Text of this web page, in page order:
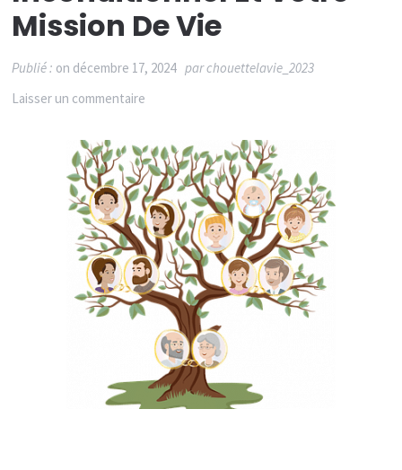
Mission De Vie
Publié : on décembre 17, 2024 parchouettelavie_2023
Laisser un commentaire
des
turbulences
du
monde
actuel
:
découvrez
puissance
de